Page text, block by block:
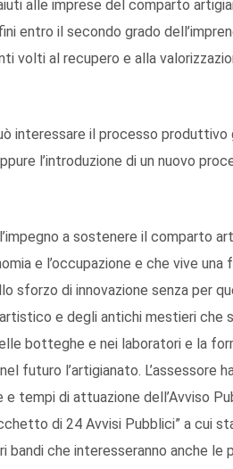
alle imprese del comparto
entro il secondo grado
volti al recupero e alla
interessare il processo produttivo
l’introduzione di un nuovo
a sostenere il comparto
e l’occupazione e che vive una
sforzo di innovazione senza per
e degli antichi mestieri che
botteghe e nei laboratori e la
futuro l’artigianato. L’assessore
tempi di attuazione dell’Avviso
di 24 Avvisi Pubblici” a cui
che interesseranno anche le